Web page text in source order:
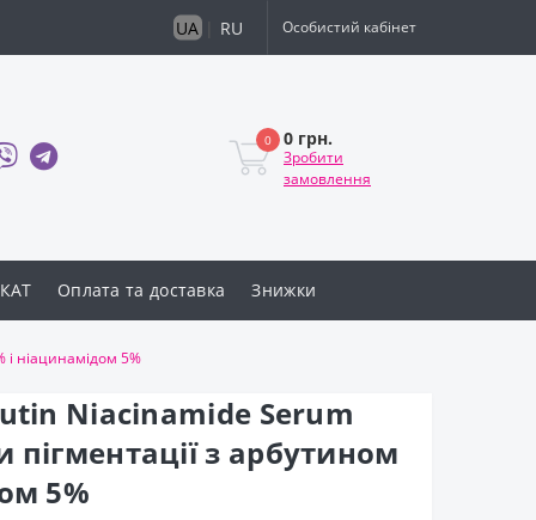
UA RU Особистий кабінет
0 0 грн.
Зробити
замовлення
Оплата та доставка Знижки
і ніацинамідом 5%
Niacinamide Serum
з арбутином
5%